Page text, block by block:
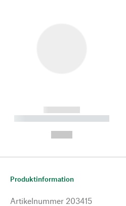
------------
----------- ----------- --------
Produktinformation
Artikelnummer 203415